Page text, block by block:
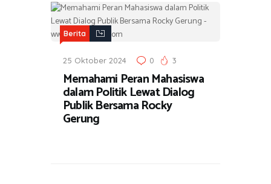
Berita
25 Oktober 2024 0 3
Memahami Peran Mahasiswa
dalam Politik Lewat Dialog
Publik Bersama Rocky
Gerung